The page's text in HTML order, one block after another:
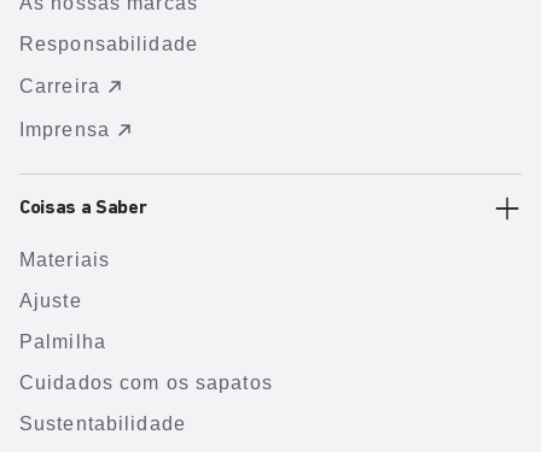
Responsabilidade
Carreira
Imprensa
Coisas a Saber
Materiais
Ajuste
Palmilha
Cuidados com os sapatos
Sustentabilidade